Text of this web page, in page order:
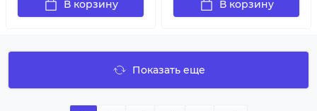
В корзину В корзину
Показать еще